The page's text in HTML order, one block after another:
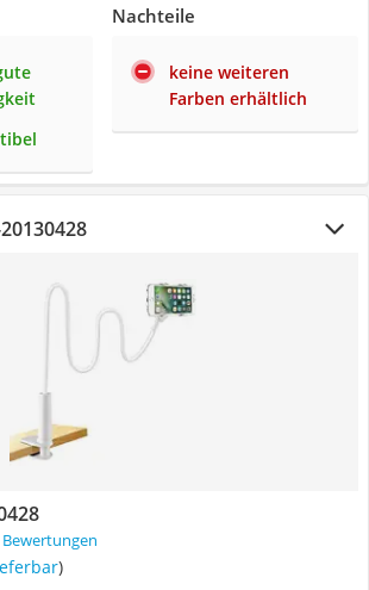
Nachteile
keine weiteren
Farben erhältlich
Bewertungen
)